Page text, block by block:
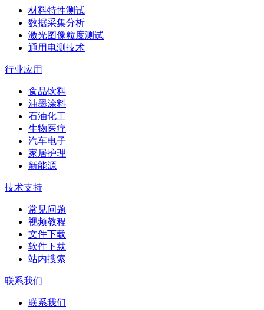
材料特性测试
数据采集分析
激光图像粒度测试
通用电测技术
行业应用
食品饮料
油墨涂料
石油化工
生物医疗
汽车电子
家居护理
新能源
技术支持
常见问题
视频教程
文件下载
软件下载
站内搜索
联系我们
联系我们